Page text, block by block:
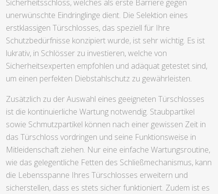
Sicherheitsschloss, welches als erste Barriere gegen
unerwünschte Eindringlinge dient. Die Selektion eines
erstklassigen Türschlosses, das speziell für Ihre
Schutzbedürfnisse konzipiert wurde, ist sehr wichtig. Es ist
lukrativ, in Schlösser zu investieren, welche von
Sicherheitsexperten empfohlen und adäquat getestet sind,
um einen perfekten Diebstahlschutz zu gewährleisten.
Zusätzlich zu der Auswahl eines geeigneten Türschlosses
ist die kontinuierliche Wartung notwendig. Staubpartikel
sowie Schmutzpartikel können nach einer gewissen Zeit in
das Türschloss vordringen und seine Funktionsweise in
Mitleidenschaft ziehen. Nur eine einfache Wartungsroutine,
wie das gelegentliche Fetten des Schließmechanismus, kann
die Lebensspanne Ihres Türschlosses erweitern und
sicherstellen, dass es stets sicher funktioniert. Zudem ist es